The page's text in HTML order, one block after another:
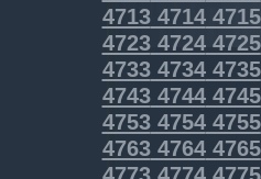
471347144715
472347244725
473347344735
474347444745
475347544755
476347644765